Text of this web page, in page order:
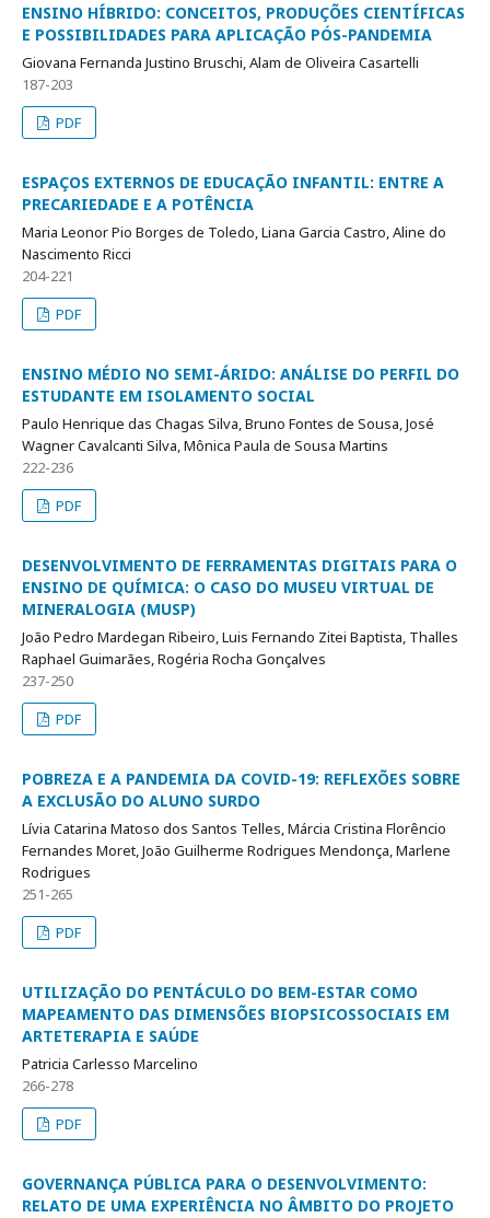
ENSINO HÍBRIDO: CONCEITOS, PRODUÇÕES CIENTÍFICAS
E POSSIBILIDADES PARA APLICAÇÃO PÓS-PANDEMIA
Giovana Fernanda Justino Bruschi, Alam de Oliveira Casartelli
187-203
PDF
ESPAÇOS EXTERNOS DE EDUCAÇÃO INFANTIL: ENTRE A
PRECARIEDADE E A POTÊNCIA
Maria Leonor Pio Borges de Toledo, Liana Garcia Castro, Aline do
Nascimento Ricci
204-221
PDF
ENSINO MÉDIO NO SEMI-ÁRIDO: ANÁLISE DO PERFIL DO
ESTUDANTE EM ISOLAMENTO SOCIAL
Paulo Henrique das Chagas Silva, Bruno Fontes de Sousa, José
Wagner Cavalcanti Silva, Mônica Paula de Sousa Martins
222-236
PDF
DESENVOLVIMENTO DE FERRAMENTAS DIGITAIS PARA O
ENSINO DE QUÍMICA: O CASO DO MUSEU VIRTUAL DE
MINERALOGIA (MUSP)
João Pedro Mardegan Ribeiro, Luis Fernando Zitei Baptista, Thalles
Raphael Guimarães, Rogéria Rocha Gonçalves
237-250
PDF
POBREZA E A PANDEMIA DA COVID-19: REFLEXÕES SOBRE
A EXCLUSÃO DO ALUNO SURDO
Lívia Catarina Matoso dos Santos Telles, Márcia Cristina Florêncio
Fernandes Moret, João Guilherme Rodrigues Mendonça, Marlene
Rodrigues
251-265
PDF
UTILIZAÇÃO DO PENTÁCULO DO BEM-ESTAR COMO
MAPEAMENTO DAS DIMENSÕES BIOPSICOSSOCIAIS EM
ARTETERAPIA E SAÚDE
Patricia Carlesso Marcelino
266-278
PDF
GOVERNANÇA PÚBLICA PARA O DESENVOLVIMENTO:
RELATO DE UMA EXPERIÊNCIA NO ÂMBITO DO PROJETO